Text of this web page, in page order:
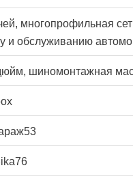
многопрофильная
и обслуживанию
шиномонтажная